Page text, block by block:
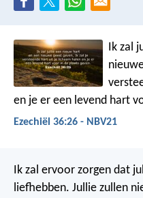
Ik zal
en je er een levend hart
Ezechiël 36:26 - NBV21
Ik zal ervoor zorgen dat
liefhebben. Jullie zullen